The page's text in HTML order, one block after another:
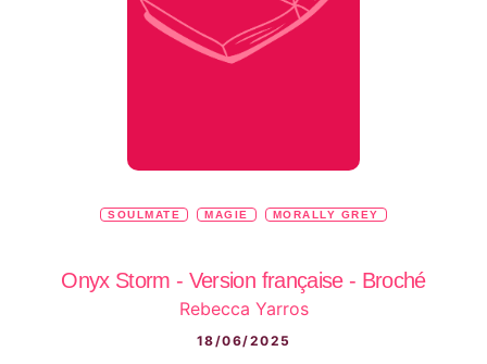
SOULMATE MAGIE MORALLY GREY
Onyx Storm - Version française - Broché
Rebecca Yarros
18/06/2025